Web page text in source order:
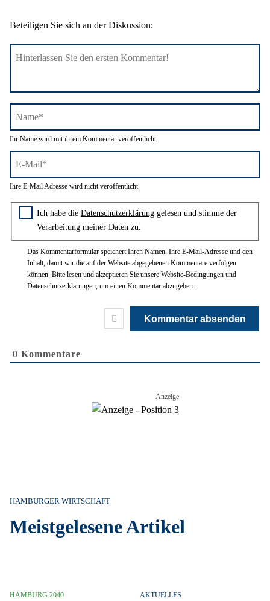
Beteiligen Sie sich an der Diskussion:
Name*
Ihr Name wird mit ihrem Kommentar veröffentlicht.
E-
Mail*
Ihre E-Mail Adresse wird nicht veröffentlicht.
Zustimmung zur Datenschutzerklärung
Ich habe die Datenschutzerklärunggelesen und stimme der
Verarbeitung meiner Daten zu.
Das Kommentarformular speichert Ihren Namen, Ihre E-Mail-Adresse und den
Inhalt, damit wir die auf der Website abgegebenen Kommentare verfolgen
können. Bitte lesen und akzeptieren Sie unsere Website-Bedingungen und
Datenschutzerklärungen, um einen Kommentar abzugeben.
0 Kommentare
HAMBURGER WIRTSCHAFT
Meistgelesene Artikel
HAMBURG 2040 AKTUELLES